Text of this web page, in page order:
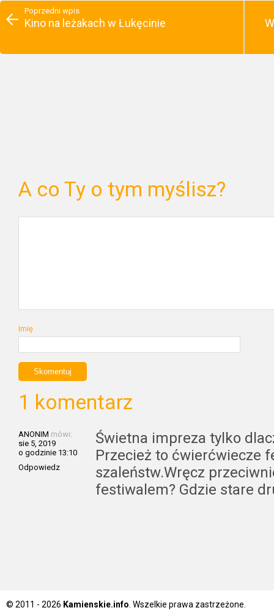
Poprzedni wpis
Kino na leżakach w Łukęcinie
A co Ty o tym myślisz?
Imię
1 komentarz
ANONIM mówi:
sie 5, 2019
o godzinie 13:10
Odpowiedz
Świetna impreza tylko
Przecież to ćwierćwiecze
szaleństw.Wręcz
festiwalem? Gdzie stare
© 2011 - 2026 Kamienskie.info . Wszelkie prawa zastrzeżone.